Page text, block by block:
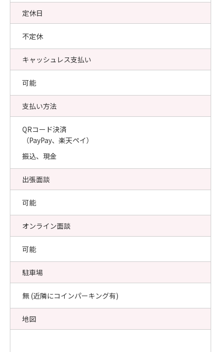
定休日
不定休
キャッシュレス支払い
可能
支払い方法
QRコード決済
（PayPay、楽天ペイ）
振込、現金
出張面談
可能
オンライン面談
可能
駐車場
無 (近隣にコインパーキング有)
地図